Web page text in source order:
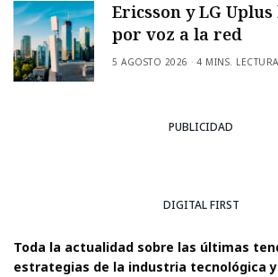
Ericsson y LG
por voz a la red
5 AGOSTO 2026 4 MINS. LECTURA
PUBLICIDAD
DIGITAL FIRST
Toda la actualidad sobre las últimas
estrategias de la industria tecnológica